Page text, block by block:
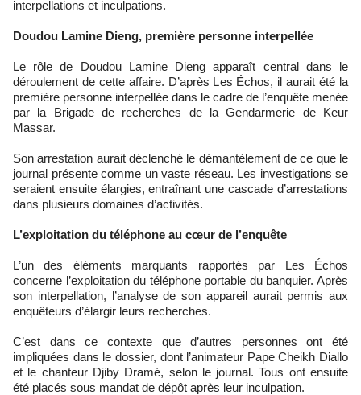
interpellations et inculpations.
Doudou Lamine Dieng, première personne interpellée
Le rôle de Doudou Lamine Dieng apparaît central dans le
déroulement de cette affaire. D’après Les Échos, il aurait été la
première personne interpellée dans le cadre de l’enquête menée
par la Brigade de recherches de la Gendarmerie de Keur
Massar.
Son arrestation aurait déclenché le démantèlement de ce que le
journal présente comme un vaste réseau. Les investigations se
seraient ensuite élargies, entraînant une cascade d’arrestations
dans plusieurs domaines d’activités.
L’exploitation du téléphone au cœur de l’enquête
L’un des éléments marquants rapportés par Les Échos
concerne l’exploitation du téléphone portable du banquier. Après
son interpellation, l’analyse de son appareil aurait permis aux
enquêteurs d’élargir leurs recherches.
C’est dans ce contexte que d’autres personnes ont été
impliquées dans le dossier, dont l’animateur Pape Cheikh Diallo
et le chanteur Djiby Dramé, selon le journal. Tous ont ensuite
été placés sous mandat de dépôt après leur inculpation.